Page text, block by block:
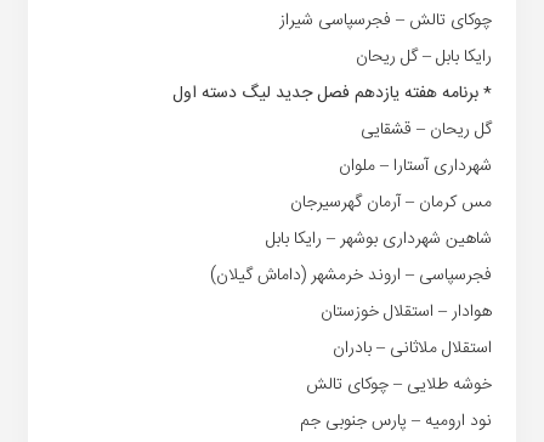
چوکای تالش – فجرسپاسی شیراز
رایکا بابل – گل ریحان
* برنامه هفته یازدهم فصل جدید لیگ دسته اول
گل ریحان – قشقایی
شهرداری آستارا – ملوان
مس کرمان – آرمان گهرسیرجان
شاهین شهرداری بوشهر – رایکا بابل
فجرسپاسی – اروند خرمشهر (داماش گیلان)
هوادار – استقلال خوزستان
استقلال ملاثانی – بادران
خوشه طلایی – چوکای تالش
نود ارومیه – پارس جنوبی جم